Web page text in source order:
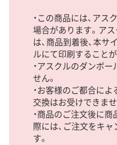
・この商品には、ア
場合があります。ア
は、商品到着後、本
ルにて印刷することが
・アスクルのダンボ
せん。
・お客様のご都合によ
交換はお受けできませ
・商品のご注文後に
際には、ご注文をキ
す。